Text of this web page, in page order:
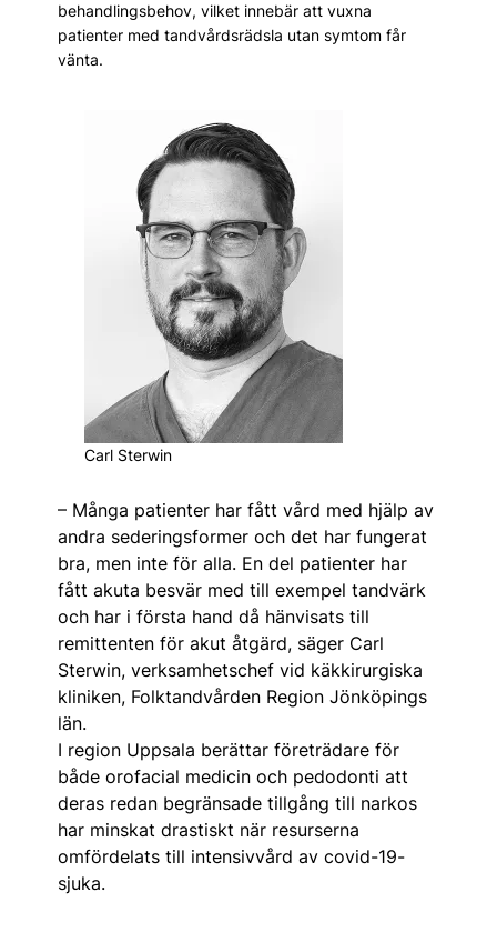
behandlingsbehov, vilket innebär att vuxna
patienter med tandvårdsrädsla utan symtom får
vänta.
Carl Sterwin
– Många patienter har fått vård med hjälp av
andra sederingsformer och det har fungerat
bra, men inte för alla. En del patienter har
fått akuta besvär med till exempel tandvärk
och har i första hand då hänvisats till
remittenten för akut åtgärd, säger Carl
Sterwin, verksamhetschef vid käkkirurgiska
kliniken, Folktandvården Region Jönköpings
län.
I region Uppsala berättar företrädare för
både orofacial medicin och pedodonti att
deras redan begränsade tillgång till narkos
har minskat drastiskt när resurserna
omfördelats till intensivvård av covid-19-
sjuka.